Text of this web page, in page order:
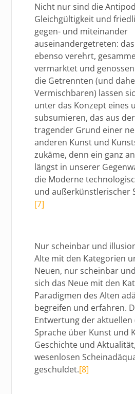
Nicht nur sind die
Gleichgültigkeit und
gegen- und miteinander
auseinandergetreten:
ebenso verehrt,
vermarktet und
die Getrennten (und
Vermischbaren) lassen
unter das Konzept eines
subsumieren, das aus
tragender Grund einer
anderen Kunst und
zukäme, denn ein ganz
längst in unserer
die Moderne
und außerkünstlerischer
[7]
Nur scheinbar und
Alte mit den Kategorien
Neuen, nur scheinbar
sich das Neue mit den
Paradigmen des Alten
begreifen und erfahren.
Entwertung der
Sprache über Kunst und
Geschichte und
wesenlosen
geschuldet.[8]